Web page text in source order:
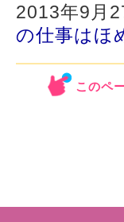
2013年9月
の仕事はほ
このペ